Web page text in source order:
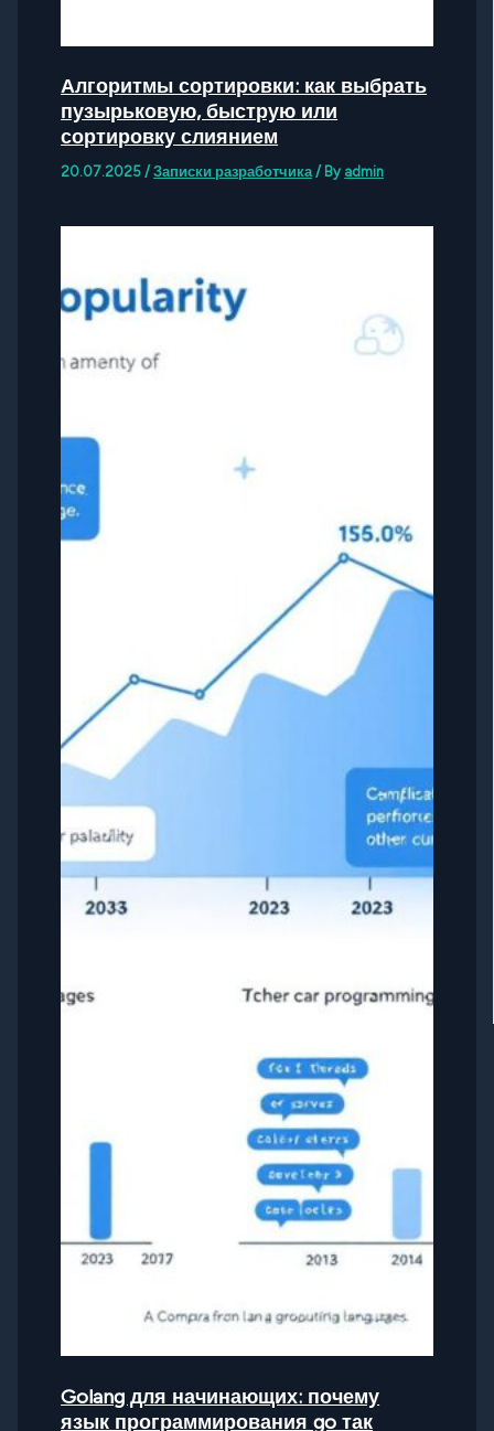
Алгоритмы сортировки: как выбрать
пузырьковую, быструю или
сортировку слиянием
20.07.2025 /Записки разработчика / By admin
Golang для начинающих: почему
язык программирования go так